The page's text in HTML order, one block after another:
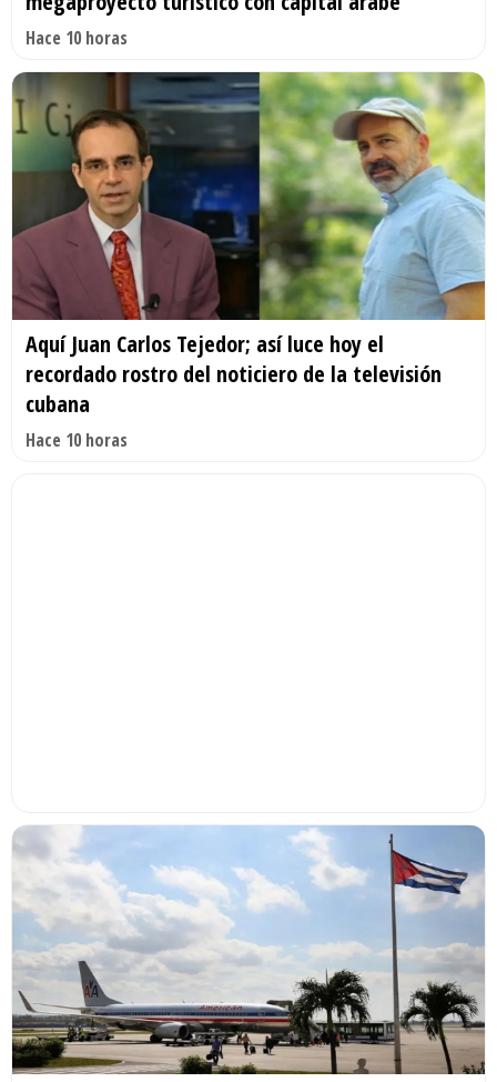
Hace 10 horas
Aquí Juan Carlos Tejedor; así luce hoy el
recordado rostro del noticiero de la televisión
cubana
Hace 10 horas